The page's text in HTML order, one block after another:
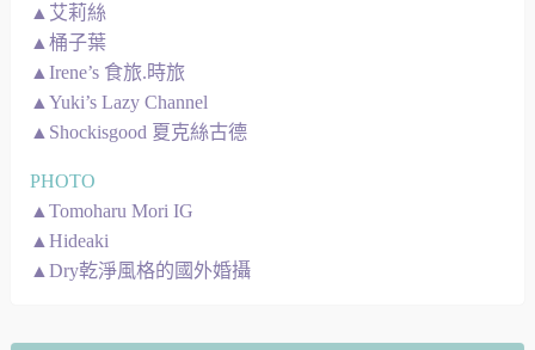
▲艾莉絲
▲桶子葉
▲Irene’s 食旅.時旅
▲Yuki’s Lazy Channel
▲Shockisgood 夏克絲古德
PHOTO
▲Tomoharu Mori IG
▲Hideaki
▲Dry乾淨風格的國外婚攝